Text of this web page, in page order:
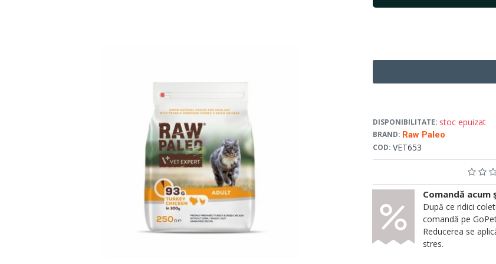
DISPONIBILITATE: stoc epuizat
BRAND: Raw Paleo
COD: VET653
Comandă
După ce ridici
comandă pe
Reducerea se
stres.